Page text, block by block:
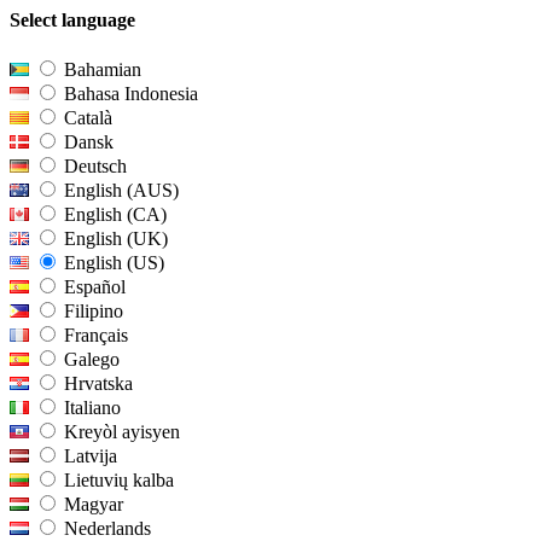
Select language
Bahamian
Bahasa Indonesia
Català
Dansk
Deutsch
English (AUS)
English (CA)
English (UK)
English (US)
Español
Filipino
Français
Galego
Hrvatska
Italiano
Kreyòl ayisyen
Latvija
Lietuvių kalba
Magyar
Nederlands